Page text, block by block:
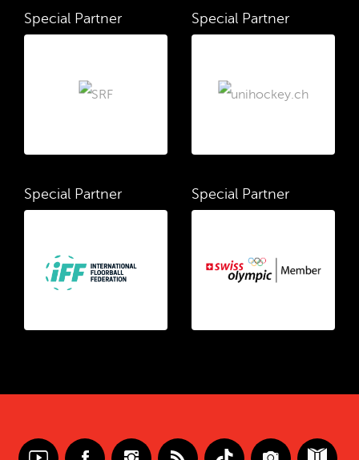
Special Partner Special Partner
Special Partner Special Partner